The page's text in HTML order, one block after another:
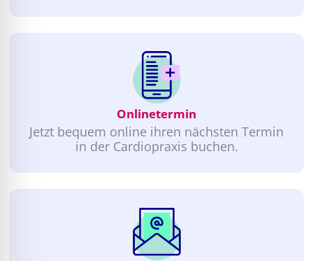
Onlinetermin
Jetzt bequem online ihren nächsten Termin
in der Cardiopraxis buchen.